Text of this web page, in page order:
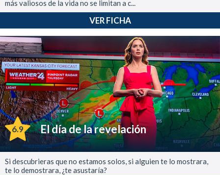
más valiosos de la vida no se limitan a c...
VER FICHA
6.9 El día de la revelación
Si descubrieras que no estamos solos, si alguien te lo mostrara,
te lo demostrara, ¿te asustaría?